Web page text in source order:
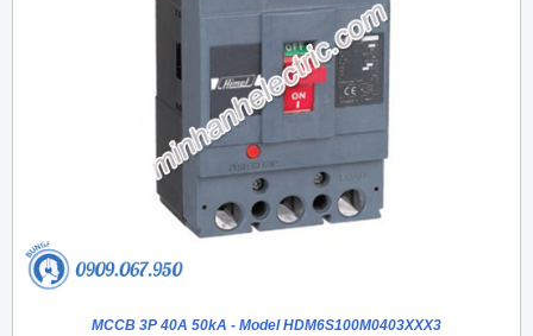
MCCB 3P 40A 50kA - Model HDM6S100M0403XXX3